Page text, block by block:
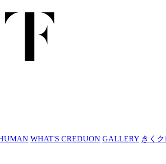
WHAT'S CREDUON GALLERY きく